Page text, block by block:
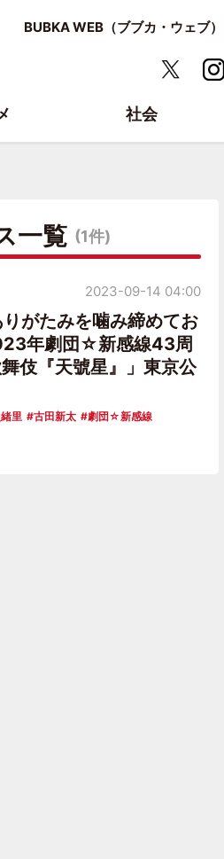
BUBKA WEB（ブブカ・ウェブ
一覧 (1件)
がたみを噛み締めてお
年劇団☆新感線43周
伎『天號星』」東京公
里 古田新太
劇団☆新感線
2023-09-14 04:00
社会